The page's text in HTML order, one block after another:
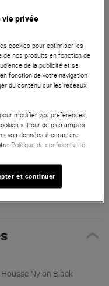
avec un support de
avec une housse
musiciens mobiles.
Nylon Black
vie privée
cookies pour optimiser les
de nos produits en fonction de
de la publicité et sa
fonction de votre navigation
du contenu sur les réseaux
modifier vos préférences,
». Pour de plus amples
vos données à caractère
Politique de confidentialité.
et continuer